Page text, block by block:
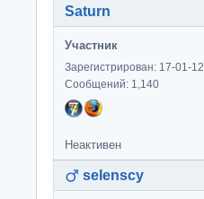
Saturn
Участник
Зарегистрирован: 17-01-12
Сообщений: 1,140
Неактивен
selenscy